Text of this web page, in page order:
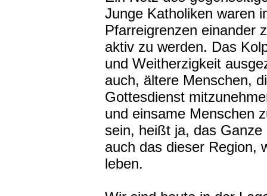
Junge Katholiken waren
Pfarreigrenzen einander
aktiv zu werden. Das
und Weitherzigkeit
auch, ältere Menschen,
Gottesdienst
und einsame Menschen
sein, heißt ja, das
auch das dieser Region,
leben.